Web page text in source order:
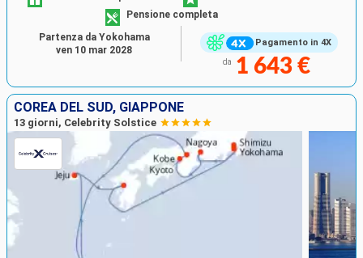
Pagamento in 4X
Pensione completa
da 1 643 €
Partenza da Yokohama
ven 10 mar 2028
COREA DEL SUD, GIAPPONE
13 giorni, Celebrity Solstice